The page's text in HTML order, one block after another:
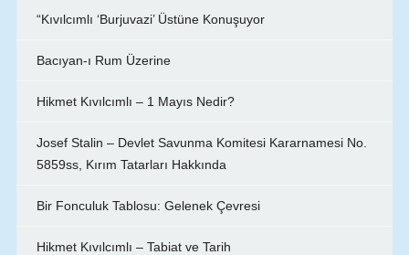
“Kıvılcımlı ‘Burjuvazi’ Üstüne Konuşuyor
Bacıyan-ı Rum Üzerine
Hikmet Kıvılcımlı – 1 Mayıs Nedir?
Josef Stalin – Devlet Savunma Komitesi Kararnamesi No.
5859ss, Kırım Tatarları Hakkında
Bir Fonculuk Tablosu: Gelenek Çevresi
Hikmet Kıvılcımlı – Tabiat ve Tarih